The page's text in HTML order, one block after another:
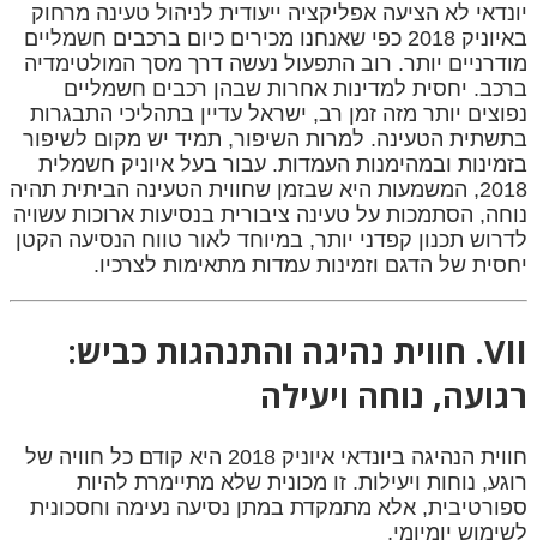
יונדאי לא הציעה אפליקציה ייעודית לניהול טעינה מרחוק
באיוניק 2018 כפי שאנחנו מכירים כיום ברכבים חשמליים
מודרניים יותר. רוב התפעול נעשה דרך מסך המולטימדיה
ברכב. יחסית למדינות אחרות שבהן רכבים חשמליים
נפוצים יותר מזה זמן רב, ישראל עדיין בתהליכי התבגרות
בתשתית הטעינה. למרות השיפור, תמיד יש מקום לשיפור
בזמינות ובמהימנות העמדות. עבור בעל איוניק חשמלית
2018, המשמעות היא שבזמן שחווית הטעינה הביתית תהיה
נוחה, הסתמכות על טעינה ציבורית בנסיעות ארוכות עשויה
לדרוש תכנון קפדני יותר, במיוחד לאור טווח הנסיעה הקטן
יחסית של הדגם וזמינות עמדות מתאימות לצרכיו.
VII. חווית נהיגה והתנהגות כביש:
רגועה, נוחה ויעילה
חווית הנהיגה ביונדאי איוניק 2018 היא קודם כל חוויה של
רוגע, נוחות ויעילות. זו מכונית שלא מתיימרת להיות
ספורטיבית, אלא מתמקדת במתן נסיעה נעימה וחסכונית
לשימוש יומיומי.